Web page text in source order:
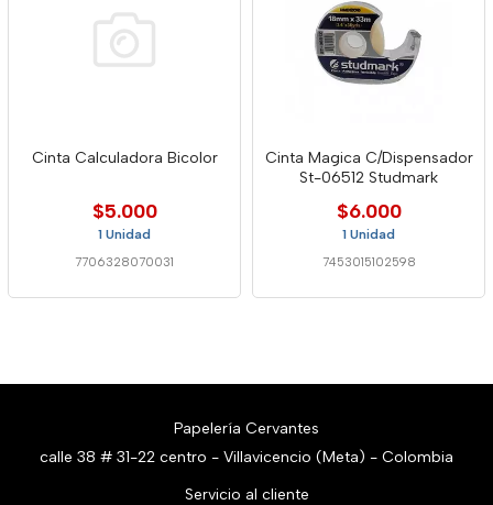
Cinta Calculadora Bicolor
$5.000
1 Unidad
7706328070031
Cinta Magica C/Dispensador
St-06512 Studmark
$6.000
1 Unidad
7453015102598
Papelería Cervantes
calle 38 # 31-22 centro - Villavicencio (Meta) - Colombia
Servicio al cliente